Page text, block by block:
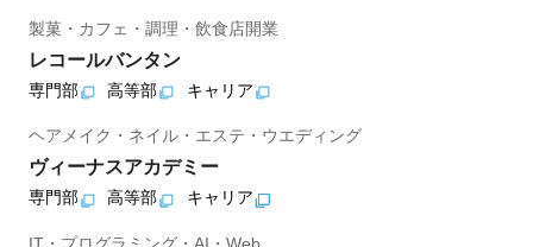
製菓・カフェ・調理・飲食店開業
レコールバンタン
専門部 高等部 キャリア
ヘアメイク・ネイル・エステ・ウエディング
ヴィーナスアカデミー
専門部 高等部 キャリア